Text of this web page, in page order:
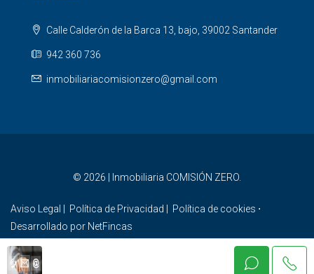
Calle Calderón de la Barca 13, bajo, 39002 Santander
942 360 736
inmobiliariacomisionzero@gmail.com
© 2026 | Inmobiliaria COMISIÓN ZERO.
Aviso Legal Política de Privacidad Política de cookies ⋅
Desarrollado por NetFincas